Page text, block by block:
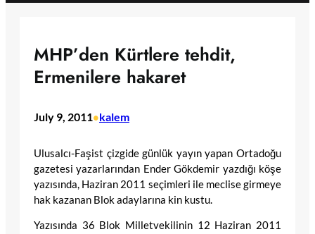
MHP’den Kürtlere tehdit,
Ermenilere hakaret
July 9, 2011•kalem
Ulusalcı-Faşist çizgide günlük yayın yapan Ortadoğu
gazetesi yazarlarından Ender Gökdemir yazdığı köşe
yazısında, Haziran 2011 seçimleri ile meclise girmeye
hak kazanan Blok adaylarına kin kustu.
Yazısında 36 Blok Milletvekilinin 12 Haziran 2011